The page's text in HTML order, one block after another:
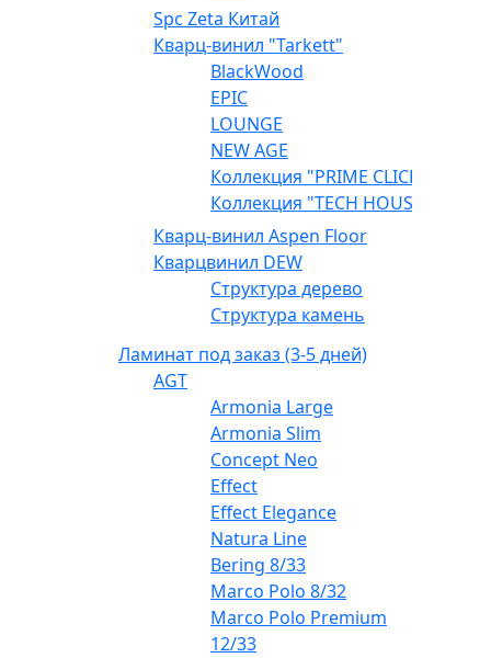
Spc Zeta Китай
Кварц-винил "Tarkett"
BlackWood
EPIC
LOUNGE
NEW AGE
Коллекция "PRIME CLICK"
Коллекция "TECH HOUSE"
Кварц-винил Aspen Floor
Кварцвинил DEW
Структура дерево
Структура камень
Ламинат под заказ (3-5 дней)
AGT
Armonia Large
Armonia Slim
Concept Neo
Effect
Effect Elegance
Natura Line
Bering 8/33
Marco Polo 8/32
Marco Polo Premium
12/33